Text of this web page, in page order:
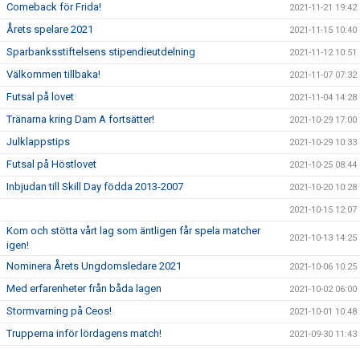
Comeback för Frida! 2021-11-21 19:42
Årets spelare 2021 2021-11-15 10:40
Sparbanksstiftelsens stipendieutdelning 2021-11-12 10:51
Välkommen tillbaka! 2021-11-07 07:32
Futsal på lovet 2021-11-04 14:28
Tränarna kring Dam A fortsätter! 2021-10-29 17:00
Julklappstips 2021-10-29 10:33
Futsal på Höstlovet 2021-10-25 08:44
Inbjudan till Skill Day födda 2013-2007 2021-10-20 10:28
2021-10-15 12:07
Kom och stötta vårt lag som äntligen får spela matcher
igen!
2021-10-13 14:25
Nominera Årets Ungdomsledare 2021 2021-10-06 10:25
Med erfarenheter från båda lagen 2021-10-02 06:00
Stormvarning på Ceos! 2021-10-01 10:48
Trupperna inför lördagens match! 2021-09-30 11:43